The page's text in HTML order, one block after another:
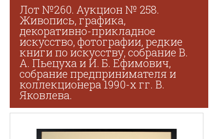
Лот №260. Аукцион № 258.
Живопись, графика,
декоративно-прикладное
искусство, фотографии, редкие
книги по искусству, собрание В.
А. Пьецуха и И. Б. Ефимович,
собрание предпринимателя и
коллекционера 1990-х гг. В.
Яковлева.